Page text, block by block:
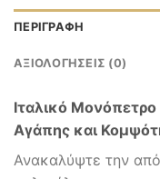
ΠΕΡΙΓΡΑΦΉ
ΑΞΙΟΛΟΓΉΣΕΙΣ (0)
Ιταλικό
Αγάπης και
Ανακαλύψτε την